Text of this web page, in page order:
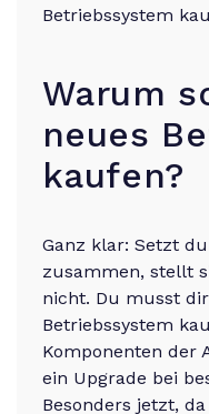
Betriebssystem
Warum
neues
kaufen?
Ganz klar: Setzt
zusammen, stellt
nicht. Du musst
Betriebssystem
Komponenten der
ein Upgrade bei
Besonders jetzt,